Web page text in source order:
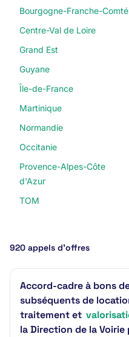
Bourgogne-Franche-Comté
Centre-Val de Loire
Grand Est
Guyane
Île-de-France
Martinique
Normandie
Occitanie
Provence-Alpes-Côte
d'Azur
TOM
920 appels d’offres
Accord-cadre à bons
subséquents de
traitement et
la Direction de la